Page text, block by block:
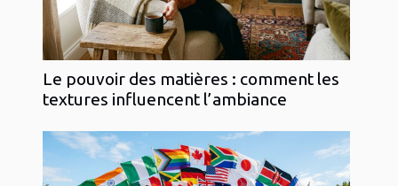
Le pouvoir des matières : comment les
textures influencent l’ambiance